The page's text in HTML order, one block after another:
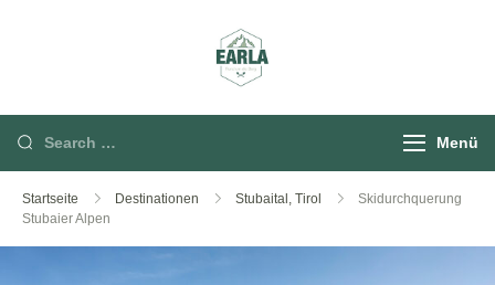
Menü
Startseite Destinationen Stubaital, Tirol
Skidurchquerung
Stubaier Alpen